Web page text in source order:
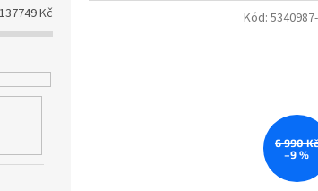
137749Kč
6 990 Kč
–9 %
Kód: